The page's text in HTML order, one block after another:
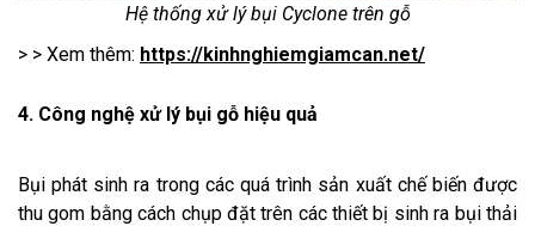
Hệ thống xử lý bụi Cyclone trên gỗ
> > Xem thêm: https://kinhnghiemgiamcan.net/
4. Công nghệ xử lý bụi gỗ hiệu quả
Bụi phát sinh ra trong các quá trình sản xuất chế biến được
thu gom bằng cách chụp đặt trên các thiết bị sinh ra bụi thải